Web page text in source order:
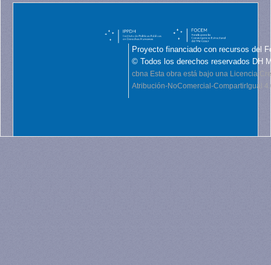
Proyecto financiado con recursos del
© Todos los derechos reservados DH
cbna Esta obra está bajo una Licencia
Atribución-NoComercial-CompartirIgual